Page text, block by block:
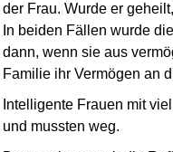
der Frau. Wurde er
In beiden Fällen wurde
dann, wenn sie aus
Familie ihr Vermögen an
Intelligente Frauen mit
und mussten weg.